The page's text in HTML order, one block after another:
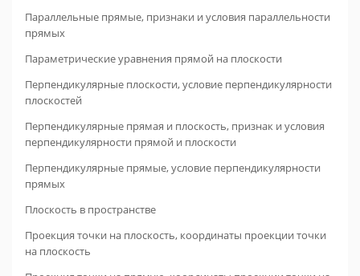
Параллельные прямые, признаки и условия параллельности
прямых
Параметрические уравнения прямой на плоскости
Перпендикулярные плоскости, условие перпендикулярности
плоскостей
Перпендикулярные прямая и плоскость, признак и условия
перпендикулярности прямой и плоскости
Перпендикулярные прямые, условие перпендикулярности
прямых
Плоскость в пространстве
Проекция точки на плоскость, координаты проекции точки
на плоскость